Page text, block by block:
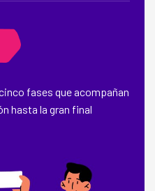
fases que acompañan
hasta la gran final